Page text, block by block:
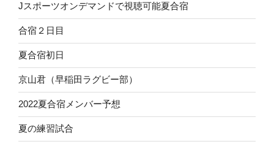
Jスポーツオンデマンドで視聴可能夏合宿
合宿２日目
夏合宿初日
京山君（早稲田ラグビー部）
2022夏合宿メンバー予想
夏の練習試合